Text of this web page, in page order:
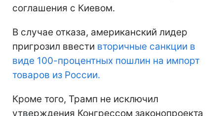
соглашения с Киевом.
В случае отказа, американский лидер
пригрозил ввести вторичные санкции в
виде 100-процентных пошлин на импорт
товаров из России.
Кроме того, Трамп не исключил
утверждения Конгрессом законопроекта